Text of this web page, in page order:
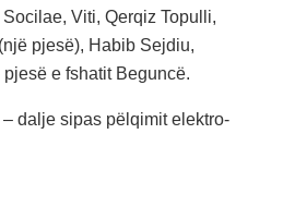
Viti, Qerqiz Topulli,
pjesë), Habib Sejdiu,
e fshatit Beguncë.
dalje sipas pëlqimit elektro-